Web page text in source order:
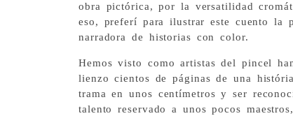
obra pictórica, por la versatilidad
eso, preferí para ilustrar este cuento la
narradora de historias con color.
Hemos visto como artistas del pincel
lienzo cientos de páginas de una
trama en unos centímetros y ser
talento reservado a unos pocos